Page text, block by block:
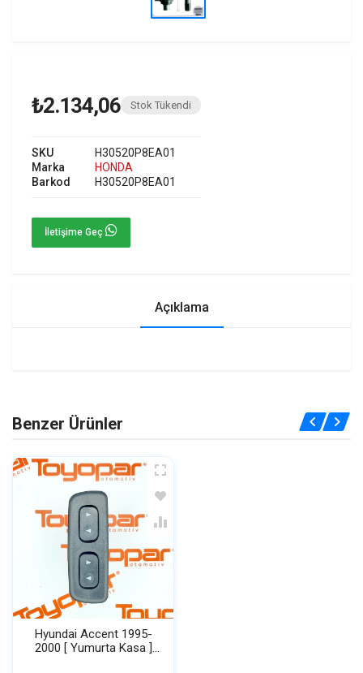
₺2.134,06 Stok Tükendi
SKU
H30520P8EA01
Marka
HONDA
Barkod
H30520P8EA01
İletişime Geç
Açıklama
Benzer Ürünler
Hyundai Accent 1995-
2000 [ Yumurta Kasa ]